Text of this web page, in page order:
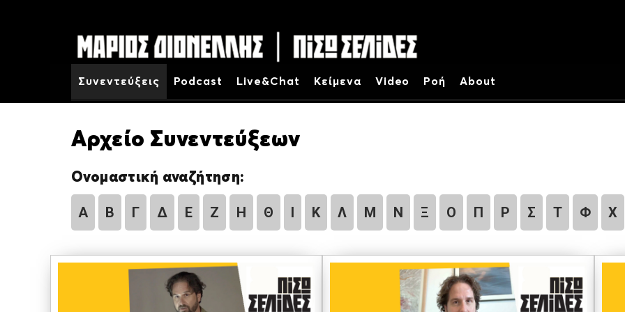
Συνεντεύξεις Podcast Live&Chat Κείμενα Video Ροή About
Αρχείο Συνεντεύξεων
Ονομαστική αναζήτηση:
Α Β Γ Δ Ε Ζ Η Θ Ι Κ Λ Μ Ν Ξ Ο Π Ρ Σ Τ Φ Χ